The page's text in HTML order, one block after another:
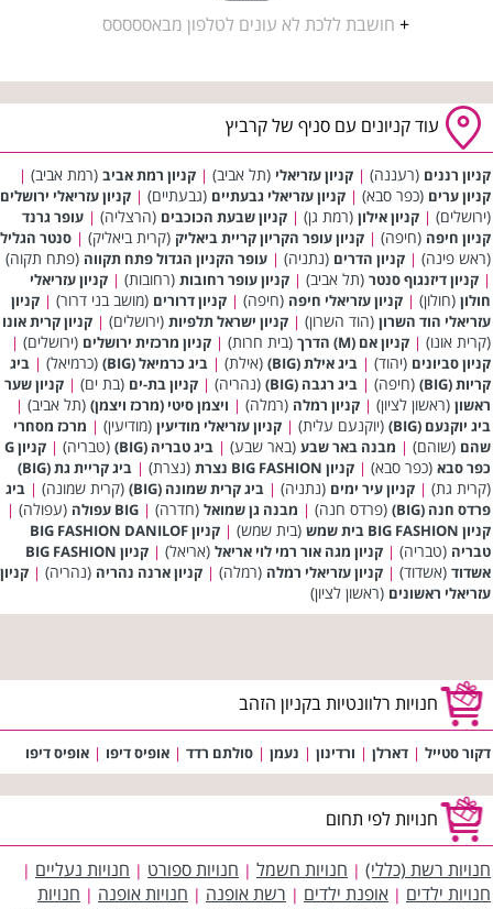
+ חושבת ללכת לא עונים לטלפון מבאססססס
עוד קניונים עם סניף של קרביץ
קניון רננים (רעננה) | קניון עזריאלי (תל אביב) | קניון רמת אביב (רמת אביב) |
קניון ערים (כפר סבא) | קניון עזריאלי גבעתיים (גבעתיים) | קניון עזריאלי ירושלים
(ירושלים) | קניון אילון (רמת גן) | קניון שבעת הכוכבים (הרצליה) | עופר גרנד
קניון חיפה (חיפה) | קניון עופר הקריון קריית ביאליק (קרית ביאליק) | סנטר הגליל
(ראש פינה) | קניון הדרים (נתניה) | עופר הקניון הגדול פתח תקווה (פתח תקוה)
| קניון דיזנגוף סנטר (תל אביב) | קניון עופר רחובות (רחובות) | קניון עזריאלי
חולון (חולון) | קניון עזריאלי חיפה (חיפה) | קניון דרורים (מושב בני דרור) | קניון
עזריאלי הוד השרון (הוד השרון) | קניון ישראל תלפיות (ירושלים) | קניון קרית אונו
(קרית אונו) | קניון אם (M) הדרך (בית חרות) | קניון מרכזית ירושלים (ירושלים) |
קניון סביונים (יהוד) | ביג אילת (BIG) (אילת) | ביג כרמיאל (BIG) (כרמיאל) | ביג
קריות (BIG)
(חיפה) | ביג רגבה (BIG) (נהריה) | קניון בת-ים (בת ים) | קניון שער
ראשון (ראשון לציון) | קניון רמלה (רמלה) | ויצמן סיטי (מרכז ויצמן) (תל אביב) |
ביג יוקנעם (BIG)
(יוקנעם עלית) | קניון עזריאלי מודיעין (מודיעין) | מרכז מסחרי
שהם (שוהם) | מבנה באר שבע (באר שבע) | ביג טבריה (BIG) (טבריה) |
קניון G
כפר סבא (כפר סבא) | קניון BIG FASHION נצרת (נצרת) | ביג קריית גת (BIG)
(קרית גת) | קניון עיר ימים (נתניה) | ביג קרית שמונה (BIG) (קרית שמונה) | ביג
פרדס חנה (BIG)
(פרדס חנה) | מבנה גן שמואל (חדרה) | BIG עפולה (עפולה) |
קניון BIG FASHION בית שמש
(בית שמש) |
קניון BIG FASHION DANILOF
טבריה (טבריה) | קניון מגה אור רמי לוי אריאל (אריאל) |
קניון BIG FASHION
אשדוד (אשדוד) | קניון עזריאלי רמלה (רמלה) | קניון ארנה נהריה (נהריה) | קניון
עזריאלי ראשונים (ראשון לציון)
חנויות רלוונטיות בקניון הזהב
דקור סטייל | דארלן | ורדינון | נעמן | סולתם רדד | אופיס דיפו | אופיס דיפו
חנויות לפי תחום
חנויות רשת (כללי) | חנויות חשמל | חנויות ספורט | חנויות נעליים |
חנויות ילדים | אופנת ילדים | רשת אופנה | חנויות אופנה | חנויות